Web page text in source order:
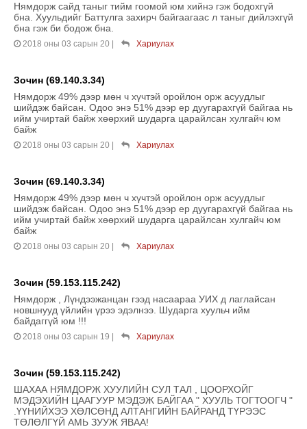
Нямдорж сайд таныг тийм гоомой юм хийнэ гэж бодохгүй
бна. Хуульдийг Баттулга захирч байгаагаас л таныг дийлэхгүй
бна гэж би бодож бна.
2018 оны 03 сарын 20 Хариулах
Зочин (69.140.3.34)
Нямдорж 49% дээр мөн ч хүчтэй оройлон орж асуудлыг
шийдэж байсан. Одоо энэ 51% дээр ер дуугарахгүй байгаа нь
ийм учиртай байж хөөрхий шударга царайлсан хулгайч юм
байж
2018 оны 03 сарын 20 Хариулах
Зочин (69.140.3.34)
Нямдорж 49% дээр мөн ч хүчтэй оройлон орж асуудлыг
шийдэж байсан. Одоо энэ 51% дээр ер дуугарахгүй байгаа нь
ийм учиртай байж хөөрхий шударга царайлсан хулгайч юм
байж
2018 оны 03 сарын 20 Хариулах
Зочин (59.153.115.242)
Нямдорж , Лүндээжанцан гээд насаараа УИХ д лаглайсан
новшнууд үйлийн үрээ эдэлнээ. Шударга хуульч ийм
байдаггүй юм !!!
2018 оны 03 сарын 19 Хариулах
Зочин (59.153.115.242)
ШАХАА НЯМДОРЖ ХУУЛИЙН СУЛ ТАЛ , ЦООРХОЙГ
МЭДЭХИЙН ЦААГУУР МЭДЭЖ БАЙГАА " ХУУЛЬ ТОГТООГЧ "
.ҮҮНИЙХЭЭ ХӨЛСӨНД АЛТАНГИЙН БАЙРАНД ТҮРЭЭС
ТӨЛӨЛГҮЙ АМЬ ЗУУЖ ЯВАА!